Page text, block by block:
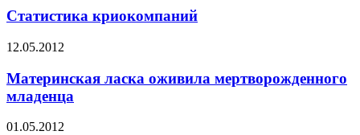
Статистика криокомпаний
12.05.2012
Материнская ласка оживила мертворожденного
младенца
01.05.2012